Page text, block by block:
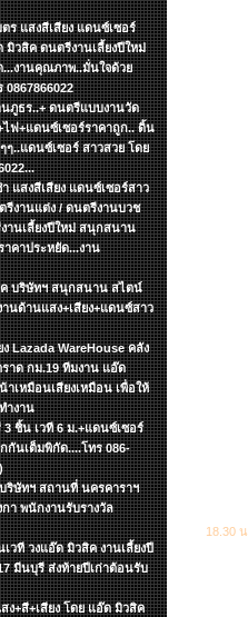
ตร แสงสีเสียง แดนซ์เซอร์
มิวสิค ดนตรีงานเลี้ยงปีใหม่
...งานคุณภาพ..มั่นใจด้วย
นภูธร..+ ดนตรีแบบงานวัด
+ไฟ+แดนซ์เซอร์ราคาถูก.. ดิ้น
ๆ..แดนซ์เซอร์ สาวสวย โดย
า แสงสีเสียง แดนซ์เซอร์สาว
รีงานแต่ง / ดนตรีงานบวช
านเลี้ยงปีใหม่ สนุกสนาน
คาประหยัด...งาน
ค บริษัทฯ สนุกสนาน สไตน์
นด้านแสง+เสียง+แดนซ์สาว
Lazada WareHouse คลัง
าด กม.19 ทีมงาน แอ๊ด
เหมือนเสียงเหมือน เพื่อให้
ำงาน
3 ชิ้น เวที 6 ม.+แดนซ์เซอร์
กันเต็มพิกัด....โทร 086-
ริษัทฯ สถานที่ นครคาราฯ
า พนักงานรับรางวัล
วที วงแอ๊ด มิวสิค งานเลี้ยงปี
มีนบุรี ส่งท้ายปีเก่าต้อนรับ
+สี+เสียง โดย แอ๊ด มิวสิค
18.30